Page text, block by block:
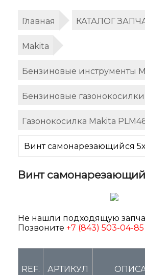
Главная КАТАЛОГ
Makita
Бензиновые инструменты
Бензиновые
Газонокосилка Makita
Винт самонарезающийся
Винт
Не нашли подходящую
Позвоните +7 (843) 503-04-85
REF. АРТИКУЛ